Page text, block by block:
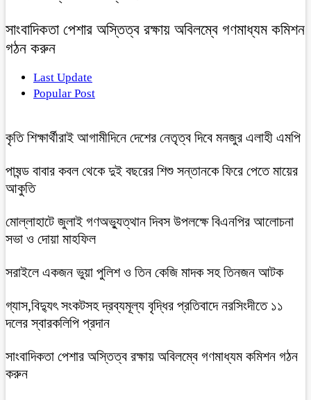
সাংবাদিকতা পেশার অস্তিত্ব রক্ষায় অবিলম্বে গণমাধ্যম কমিশন
গঠন করুন
Last Update
Popular Post
কৃতি শিক্ষার্থীরাই আগামীদিনে দেশের নেতৃত্ব দিবে মনজুর এলাহী এমপি
পাষন্ড বাবার কবল থেকে দুই বছরের শিশু সন্তানকে ফিরে পেতে মায়ের
আকুতি
মোল্লাহাটে জুলাই গণঅভ্যুত্থান দিবস উপলক্ষে বিএনপির আলোচনা
সভা ও দোয়া মাহফিল
সরাইলে একজন ভুয়া পুলিশ ও তিন কেজি মাদক সহ তিনজন আটক
গ্যাস,বিদ্যুৎ সংকটসহ দ্রব্যমূল্য বৃদ্ধির প্রতিবাদে নরসিংদীতে ১১
দলের স্বারকলিপি প্রদান
সাংবাদিকতা পেশার অস্তিত্ব রক্ষায় অবিলম্বে গণমাধ্যম কমিশন গঠন
করুন